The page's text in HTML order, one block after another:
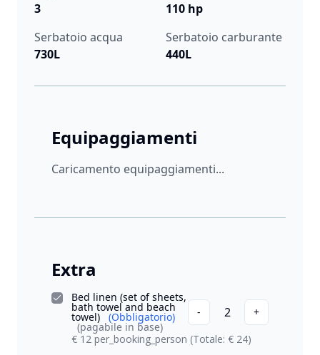
3
110 hp
Serbatoio acqua
730L
Serbatoio carburante
440L
Equipaggiamenti
Caricamento equipaggiamenti...
Extra
Bed linen (set of sheets,
bath towel and beach
towel) (Obbligatorio)
(pagabile in base)
- 2
+
€ 12 per_booking_person (Totale: € 24)